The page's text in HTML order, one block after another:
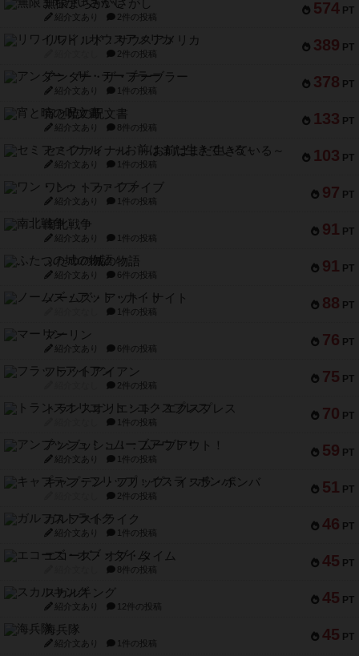
574 PT
無限まちがいさがし
紹介文あり 2件の投稿
389 PT
リワイルド：サウスアメリカ
2件の投稿
378 PT
アンダー・ザ・テーブラー
紹介文あり 1件の投稿
133 PT
宵と暁の呪文書
紹介文あり 8件の投稿
103 PT
セミファイナル ～お前はまだ生きている～
紹介文あり 1件の投稿
97 PT
ワン・トゥ・ファイブ
紹介文あり 1件の投稿
91 PT
南北戦争
紹介文あり 1件の投稿
91 PT
ふたつの城の物語
紹介文あり 6件の投稿
88 PT
ノームズ・アット・ナイト
1件の投稿
76 PT
マーリン
紹介文あり 6件の投稿
75 PT
フラットアイアン
2件の投稿
70 PT
トランスオリエント・エクスプレス
1件の投稿
59 PT
アンブッシュ！：ムーブアウト！
紹介文あり 1件の投稿
51 PT
キャプテン・フリップ：イスラ・ボンバ
2件の投稿
46 PT
ガルフストライク
紹介文あり 1件の投稿
45 PT
エコーズ・オブ・タイム
8件の投稿
45 PT
スカルキング
紹介文あり 12件の投稿
45 PT
海兵隊
紹介文あり 1件の投稿